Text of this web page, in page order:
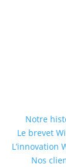
Notre
Le brevet
L’innovation
Nos